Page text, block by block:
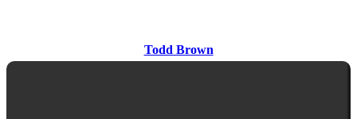
Todd Brown